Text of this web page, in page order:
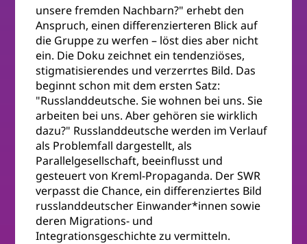
unsere fremden Nachbarn?" erhebt den
Anspruch, einen differenzierteren Blick auf
die Gruppe zu werfen – löst dies aber nicht
ein. Die Doku zeichnet ein tendenziöses,
stigmatisierendes und verzerrtes Bild. Das
beginnt schon mit dem ersten Satz:
"Russlanddeutsche. Sie wohnen bei uns. Sie
arbeiten bei uns. Aber gehören sie wirklich
dazu?" Russlanddeutsche werden im Verlauf
als Problemfall dargestellt, als
Parallelgesellschaft, beeinflusst und
gesteuert von Kreml-Propaganda. Der SWR
verpasst die Chance, ein differenziertes Bild
russlanddeutscher Einwander*innen sowie
deren Migrations- und
Integrationsgeschichte zu vermitteln.